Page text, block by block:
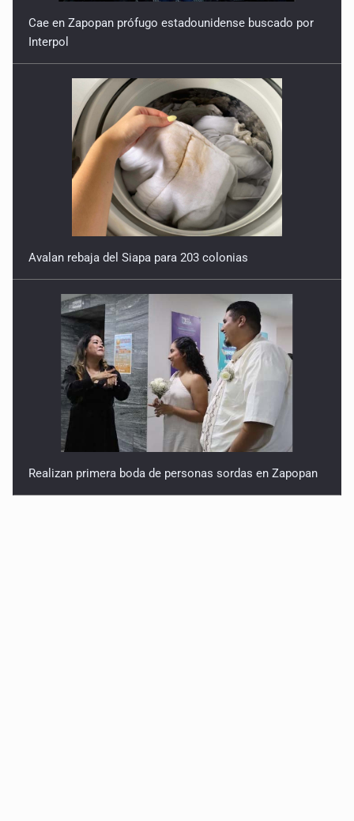
Cae en Zapopan prófugo estadounidense buscado por
Interpol
Avalan rebaja del Siapa para 203 colonias
Realizan primera boda de personas sordas en Zapopan